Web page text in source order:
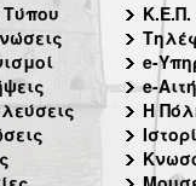
Κ.Ε.Π.
e-
e-
Η